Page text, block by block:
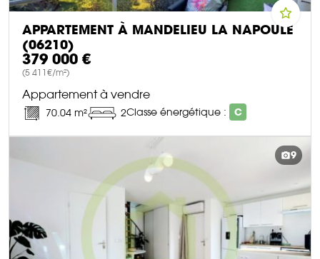
APPARTEMENT À MANDELIEU LA NAPOULE
(06210)
379 000 €
(5 411€/m²)
Appartement à vendre
70.04 m² 2Classe énergétique : C
9